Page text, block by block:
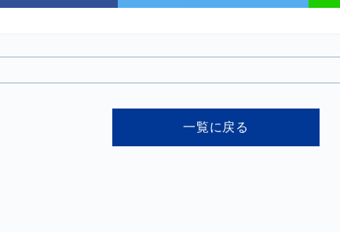
一覧に戻る